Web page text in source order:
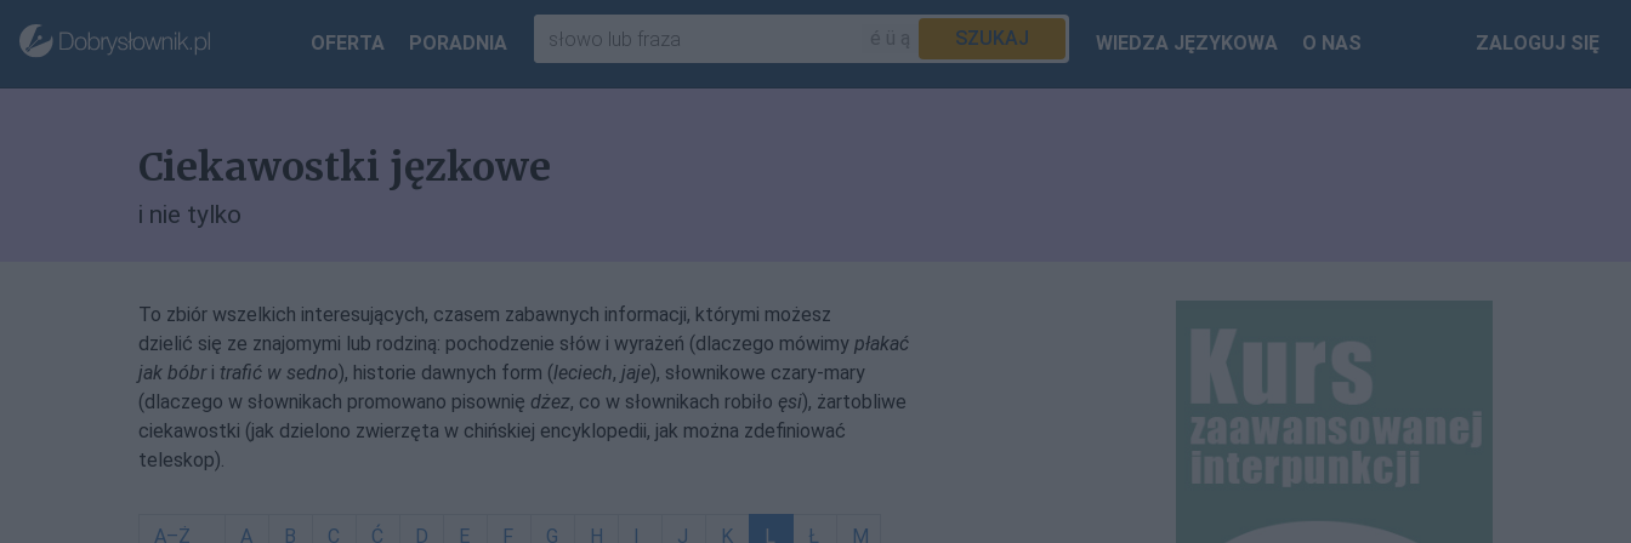
OFERTA PORADNIA SZUKAJ WIEDZA JĘZYKOWA O NAS ZALOGUJ SIĘ
Ciekawostki jęzkowe
i nie tylko
To zbiór wszelkich interesujących, czasem zabawnych informacji, którymi możesz
dzielić się ze znajomymi lub rodziną: pochodzenie słów i wyrażeń (dlaczego mówimy płakać
jak bóbri trafić w sedno), historie dawnych form (leciech, jaje), słownikowe czary-mary
(dlaczego w słownikach promowano pisownię dżez, co w słownikach robiło ęsi), żartobliwe
ciekawostki (jak dzielono zwierzęta w chińskiej encyklopedii, jak można zdefiniować
teleskop).
A–Ż A B C Ć D E F G H I J K L Ł
M